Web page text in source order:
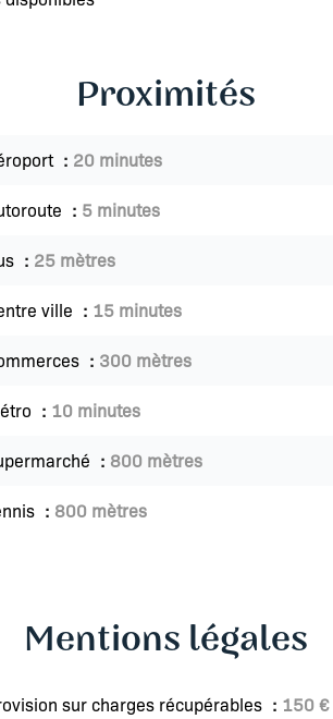
Proximités
20 minutes
5 minutes
25 mètres
ville 15 minutes
300 mètres
10 minutes
800 mètres
800 mètres
Mentions légales
sur charges récupérables 150